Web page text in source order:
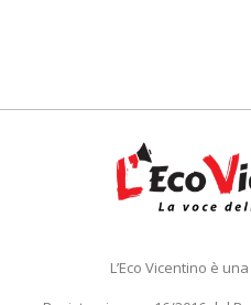
L’Eco Vicentino è